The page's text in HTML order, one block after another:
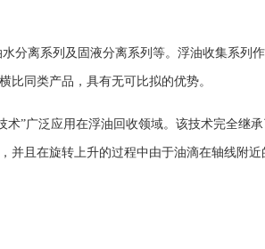
离系列及固液分离系列等。浮油收集系列
比同类产品，具有无可比拟的优势。
泛应用在浮油回收领域。该技术完全继
且在旋转上升的过程中由于油滴在轴线附